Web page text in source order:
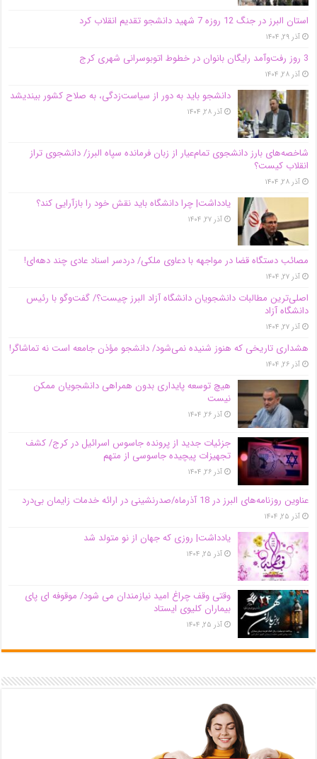
استان البرز در جنگ 12 روزه 7 شهید دانشجو تقدیم انقلاب کرد
آذر ۲۹, ۱۴۰۴
3 روز رفت‌وآمد رایگان بانوان در خطوط اتوبوسرانی شهری کرج
آذر ۲۸, ۱۴۰۴
دانشجو باید به دور از سیاست‌زدگی، به صلاح کشور بیندیشد
آذر ۲۸, ۱۴۰۴
شاخصه‌های بارز دانشجوی تمام‌عیار از زبان فرمانده سپاه البرز/ دانشجوی تراز
انقلاب کیست؟
آذر ۲۸, ۱۴۰۴
یادداشت| چرا دانشگاه باید نقش خود را بازآرایی کند؟
آذر ۲۷, ۱۴۰۴
مصائب دستگاه قضا در مواجهه با دعاوی ملکی/ دردسر اسناد عادی چند‌ دهه‌ای!
آذر ۲۷, ۱۴۰۴
اصلی‌ترین مطالبات دانشجویان دانشگاه آزاد البرز چیست؟/ گفت‌وگو با رئیس
دانشگاه آز‌اد
آذر ۲۷, ۱۴۰۴
هشداری تاریخی که هنوز شنیده نمی‌شود/ دانشجو مؤذن جامعه است نه تماشاگر!
آذر ۲۶, ۱۴۰۴
هیچ توسعه پایداری بدون همراهی دانشجویان ممکن
نیست
آذر ۲۶, ۱۴۰۴
جزئیات جدید از پرونده جاسوس اسرائیل در کرج/‌ کشف
تجهیزات پیچیده جاسوسی از متهم
آذر ۲۶, ۱۴۰۴
عناوین روزنامه‌های البرز در ‌18 آذرماه/صدرنشینی در ارائه خدمات زایمان بی‌درد
آذر ۲۵, ۱۴۰۴
یادداشت| روزی که جهان از نو متولد شد
آذر ۲۵, ۱۴۰۴
وقتی وقف چراغ امید نیازمندان می شود/ موقوفه ای پای
بیماران کلیوی ایستاد
آذر ۲۵, ۱۴۰۴